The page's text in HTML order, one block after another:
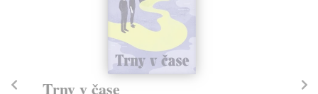
Trny v čase